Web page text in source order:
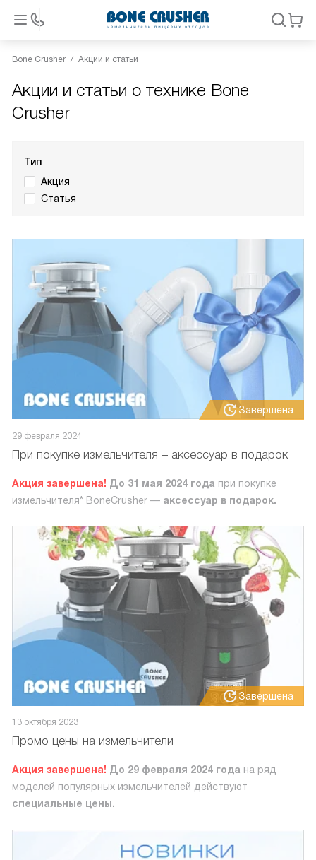
Bone Crusher Акции и статьи
Акции и статьи о технике Bone
Crusher
Тип
Акция
Статья
Завершена
29 февраля 2024
При покупке измельчителя – аксессуар в подарок
Акция завершена! До 31 мая 2024 года при покупке
измельчителя* BoneCrusher — аксессуар в подарок.
Завершена
13 октября 2023
Промо цены на измельчители
Акция завершена! До 29 февраля 2024 года на ряд
моделей популярных измельчителей действуют
специальные цены.